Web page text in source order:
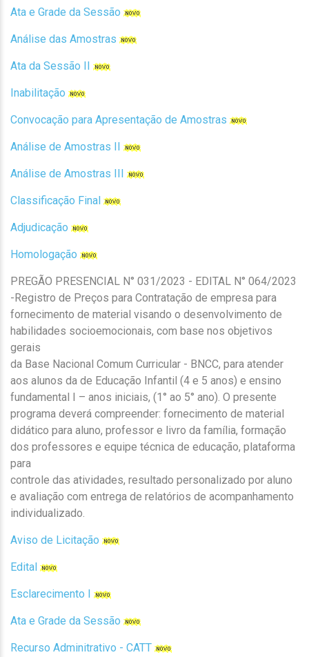
Ata e Grade da Sessão
Análise das Amostras
Ata da Sessão II
Inabilitação
Convocação para Apresentação de Amostras
Análise de Amostras II
Análise de Amostras III
Classificação Final
Adjudicação
Homologação
PREGÃO PRESENCIAL N° 031/2023 - EDITAL N° 064/2023
-Registro de Preços para Contratação de empresa para
fornecimento de material visando o desenvolvimento de
habilidades socioemocionais, com base nos objetivos
gerais
da Base Nacional Comum Curricular - BNCC, para atender
aos alunos da de Educação Infantil (4 e 5 anos) e ensino
fundamental I – anos iniciais, (1° ao 5° ano). O presente
programa deverá compreender: fornecimento de material
didático para aluno, professor e livro da família, formação
dos professores e equipe técnica de educação, plataforma
para
controle das atividades, resultado personalizado por aluno
e avaliação com entrega de relatórios de acompanhamento
individualizado.
Aviso de Licitação
Edital
Esclarecimento I
Ata e Grade da Sessão
Recurso Adminitrativo - CATT